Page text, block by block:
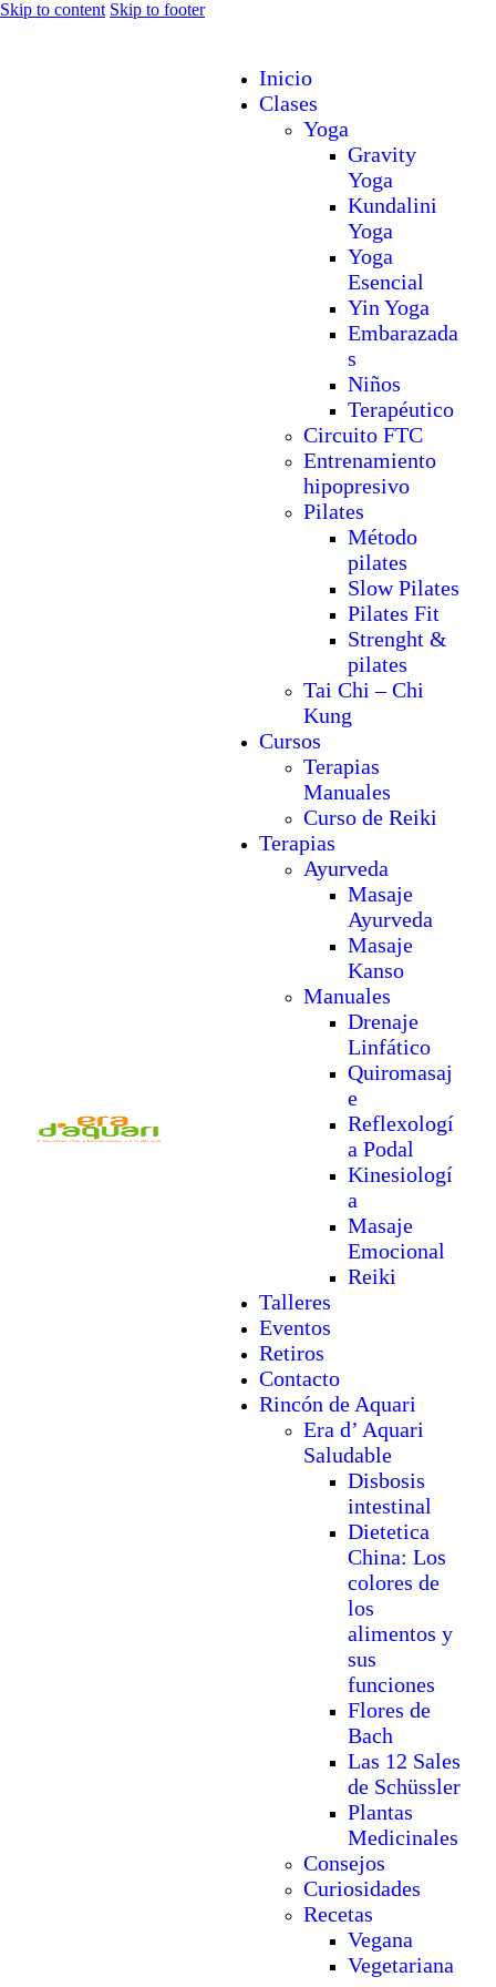
Skip to content Skip to footer
Inicio
Clases
Yoga
Gravity
Yoga
Kundalini
Yoga
Yoga
Esencial
Yin Yoga
Embarazada
s
Niños
Terapéutico
Circuito FTC
Entrenamiento
hipopresivo
Pilates
Método
pilates
Slow Pilates
Pilates Fit
Strenght &
pilates
Tai Chi – Chi
Kung
Cursos
Terapias
Manuales
Curso de Reiki
Terapias
Ayurveda
Masaje
Ayurveda
Masaje
Kanso
Manuales
Drenaje
Linfático
Quiromasaj
e
Reflexologí
a Podal
Kinesiologí
a
Masaje
Emocional
Reiki
Talleres
Eventos
Retiros
Contacto
Rincón de Aquari
Era d’ Aquari
Saludable
Disbosis
intestinal
Dietetica
China: Los
colores de
los
alimentos y
sus
funciones
Flores de
Bach
Las 12 Sales
de Schüssler
Plantas
Medicinales
Consejos
Curiosidades
Recetas
Vegana
Vegetariana